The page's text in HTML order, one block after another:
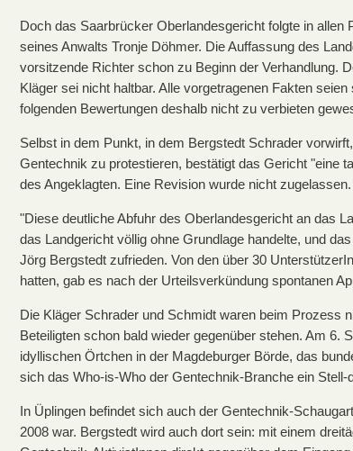
Doch das Saarbrücker Oberlandesgericht folgte in allen
seines Anwalts Tronje Döhmer. Die Auffassung des
vorsitzende Richter schon zu Beginn der Verhandlung.
Kläger sei nicht haltbar. Alle vorgetragenen Fakten
folgenden Bewertungen deshalb nicht zu verbieten
Selbst in dem Punkt, in dem Bergstedt Schrader
Gentechnik zu protestieren, bestätigt das Gericht "eine
des Angeklagten. Eine Revision wurde nicht zugelassen.
"Diese deutliche Abfuhr des Oberlandesgericht an das
das Landgericht völlig ohne Grundlage handelte, und
Jörg Bergstedt zufrieden. Von den über 30
hatten, gab es nach der Urteilsverkündung spontanen
Die Kläger Schrader und Schmidt waren beim Prozess
Beteiligten schon bald wieder gegenüber stehen. Am 6.
idyllischen Örtchen in der Magdeburger Börde, das
sich das Who-is-Who der Gentechnik-Branche ein Stell-
In Üplingen befindet sich auch der Gentechnik-
2008 war. Bergstedt wird auch dort sein: mit einem